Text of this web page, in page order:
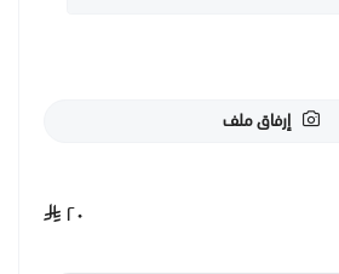
إرفاق ملف
٢٠